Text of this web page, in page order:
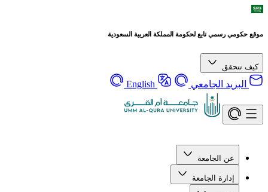
تابع لحكومة المملكة العربية السعودية
الجامعي English
الجامعة
الجامعة